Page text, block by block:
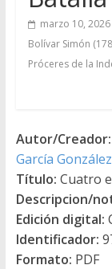
marzo 10, 2026
Bolívar Simón
Próceres de la
Autor/Creador:
García
Título: Cuatro
Descripcion/
Edición digital:
Identificador:
Formato: PDF